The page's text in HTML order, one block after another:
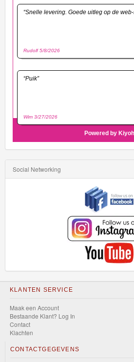
Social Networking
KLANTEN SERVICE
Maak een Account
Bestaande Klant? Log In
Contact
Klachten
CONTACTGEGEVENS